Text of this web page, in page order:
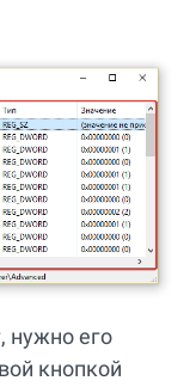
нужно его
кнопкой